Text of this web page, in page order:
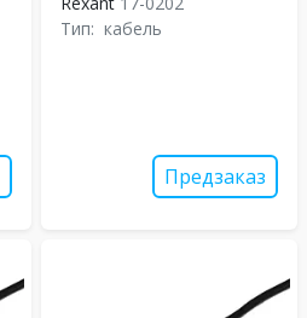
Тип: кабель
Предзаказ